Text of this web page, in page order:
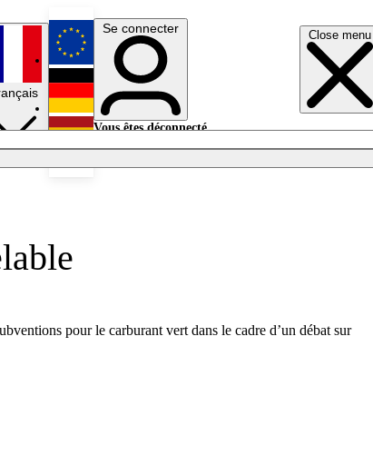
Close menu
English
Deutsch
Se connecter
Vous êtes déconnecté.
pour le carburant vert dans le cadre d’un débat sur